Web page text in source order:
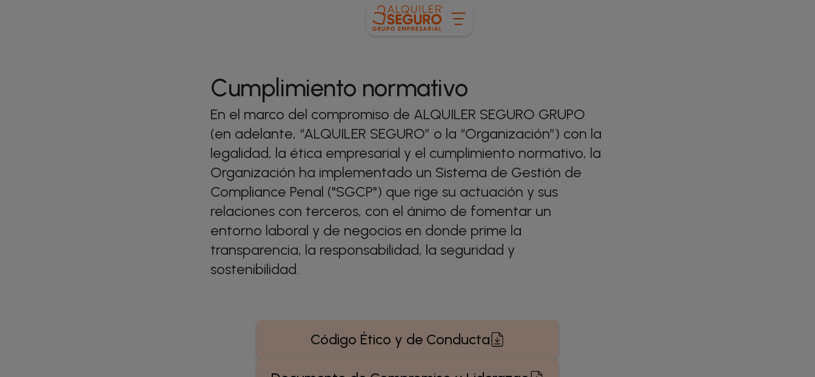
Cumplimiento normativo
En el marco del compromiso de ALQUILER SEGURO GRUPO
(en adelante, “ALQUILER SEGURO” o la “Organización”) con la
legalidad, la ética empresarial y el cumplimiento normativo, la
Organización ha implementado un Sistema de Gestión de
Compliance Penal ("SGCP") que rige su actuación y sus
relaciones con terceros, con el ánimo de fomentar un
entorno laboral y de negocios en donde prime la
transparencia, la responsabilidad, la seguridad y
sostenibilidad.
Código Ético y de Conducta